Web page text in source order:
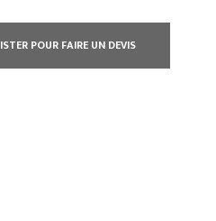
POUR FAIRE UN DEVIS